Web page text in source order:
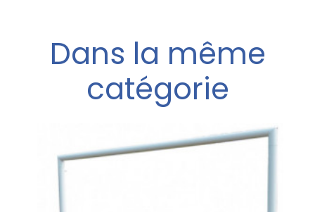
Dans la même
catégorie